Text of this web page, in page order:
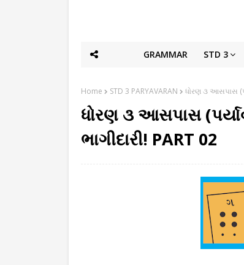
GRAMMAR STD 3
Home STD 3 PARYAVARAN ધોરણ ૩ આસપાસ
ધોરણ ૩ આસપાસ
ભાગીદારી! PART 02